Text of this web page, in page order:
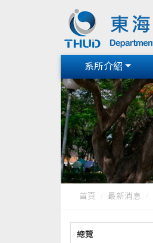
系所介紹
首頁 最新消息
總覽